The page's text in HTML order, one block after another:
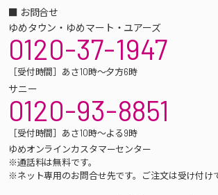
■ お問合せ
ゆめタウン・ゆめマート・ユアーズ
0120-37-1947
［受付時間］あさ10時～夕方6時
サニー
0120-93-8851
［受付時間］あさ10時～よる9時
ゆめオンラインカスタマーセンター
※通話料は無料です。
※ネット専用のお問合せ先です。ご注文は受け付け